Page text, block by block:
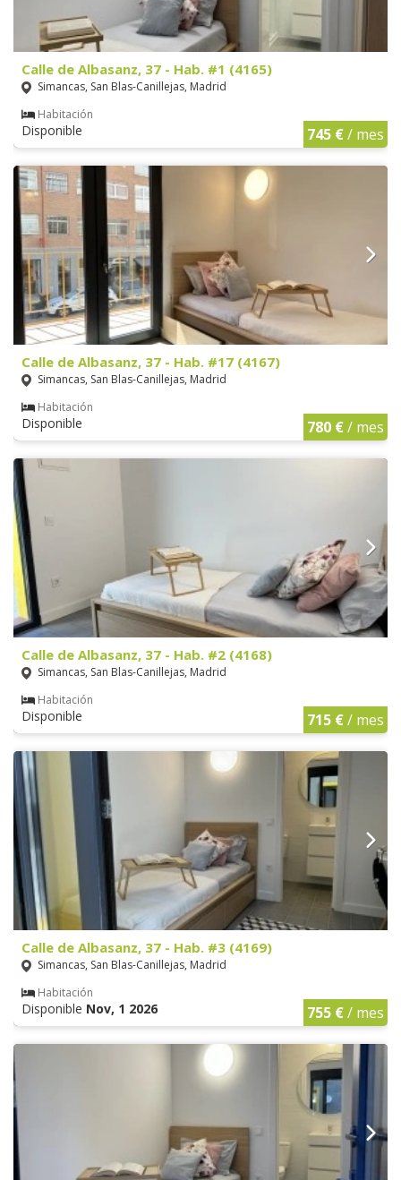
Calle de Albasanz, 37 - Hab. #1 (4165)
Simancas, San Blas-Canillejas, Madrid
Habitación
Disponible 745 €/ mes
Calle de Albasanz, 37 - Hab. #17 (4167)
Simancas, San Blas-Canillejas, Madrid
Habitación
Disponible 780 €/ mes
Calle de Albasanz, 37 - Hab. #2 (4168)
Simancas, San Blas-Canillejas, Madrid
Habitación
Disponible 715 €/ mes
Calle de Albasanz, 37 - Hab. #3 (4169)
Simancas, San Blas-Canillejas, Madrid
Habitación
Disponible Nov, 1 2026 755 €/ mes